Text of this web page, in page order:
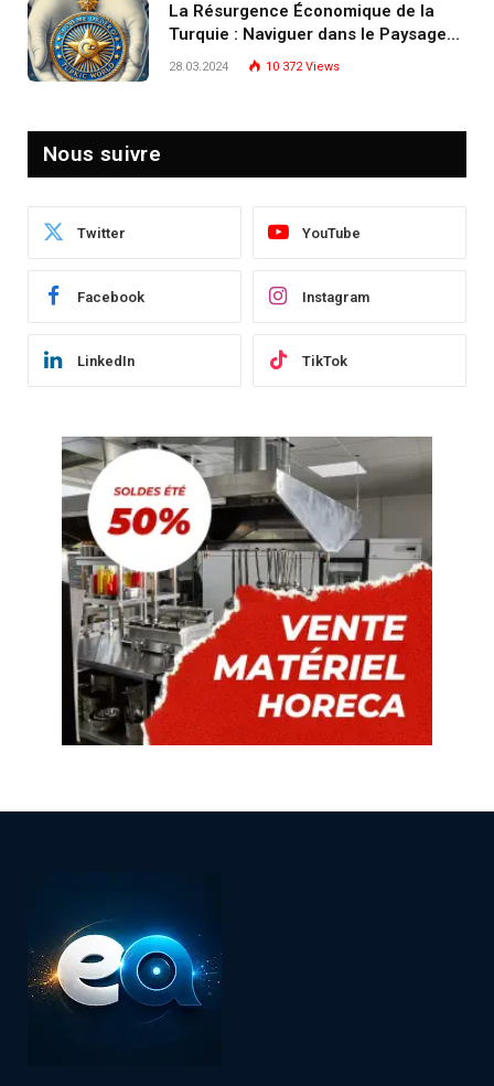
La Résurgence Économique de la
Turquie : Naviguer dans le Paysage
Post-Crise
28.03.2024 10 372Views
Nous suivre
Twitter YouTube
Facebook Instagram
LinkedIn TikTok